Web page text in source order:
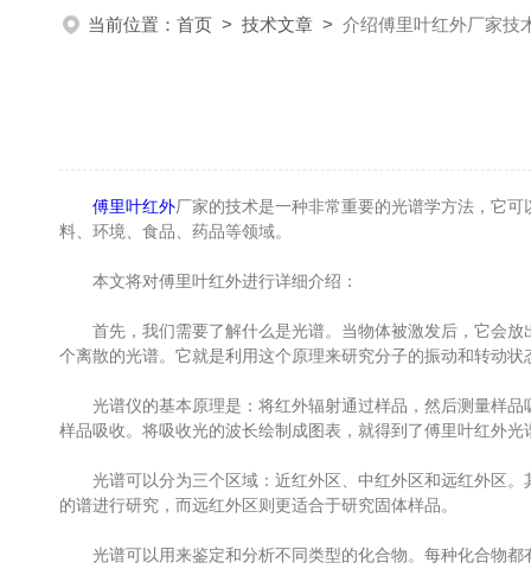
当前位置： 首页 > 技术文章 > 介绍傅里叶红外厂家技
傅里叶红外厂家的技术是一种非常重要的光谱学方法，它
料、环境、食品、药品等领域。
本文将对傅里叶红外进行详细介绍：
首先，我们需要了解什么是光谱。当物体被激发后，它会放
个离散的光谱。它就是利用这个原理来研究分子的振动和转动状
光谱仪的基本原理是：将红外辐射通过样品，然后测量样品
样品吸收。将吸收光的波长绘制成图表，就得到了傅里叶红外光
光谱可以分为三个区域：近红外区、中红外区和远红外区。
的谱进行研究，而远红外区则更适合于研究固体样品。
光谱可以用来鉴定和分析不同类型的化合物。每种化合物都